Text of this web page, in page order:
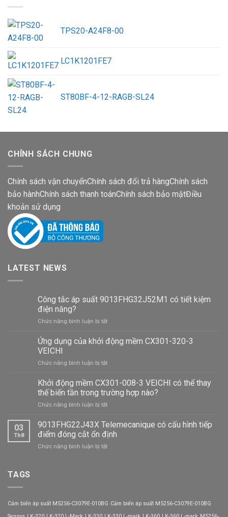
TPS20-A24F8-00
LC1K1201FE7
ST80BF-4-12-RAGB-SL24
CHÍNH SÁCH CHUNG
Chính sách vận chuyểnChính sách đổi trả hàngChính sách
bảo hànhChính sách thanh toánChính sách bảo mậtĐiều
khoản sử dụng
LATEST NEWS
Công tắc áp suất 9013FHG32J52M1 có tiết kiệm
điện năng?
Chức năng bình luận bị tắtở
tắc
áp
9013FHG32J52M1
tiết
kiệm
năng?
Ứng dụng của khởi động mềm CX301-320-3
VEICHI
Chức năng bình luận bị tắtở
dụng
của
khởi
động
CX301-
320-
3
VEICHI
Khởi động mềm CX301-008-3 VEICHI có thể thay
thế biến tần trong trường hợp nào?
Chức năng bình luận bị tắtở
động
mềm
CX301-
008-
03
Th8
9013FHG22J43X Telemecanique có cấu hình tiếp
điểm đóng cắt ổn định
Chức năng bình luận bị tắtở
điểm
đóng
TAGS
Cảm biến áp suất M5256-C3079E-010BG Cảm biến áp suất M5256-C3079E-010BG